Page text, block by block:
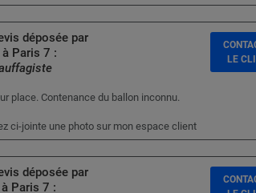
déposée par
Paris 7 :
place. Contenance du ballon inconnu.
ci-jointe une photo sur mon espace client
LE
déposée par
Paris 7 :